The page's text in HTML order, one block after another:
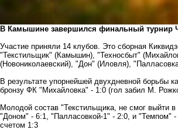
В Камышине завершился финальный турнир
Участие приняли 14 клубов. Это сборная
"Текстильщик" (Камышин), "Техносбыт"
(Новониколаевский), "Дон" (Иловля),
В результате упорнейшей двухдневной борьбы
бронзу ФК "Михайловка" - 1:0 (гол забил М.
Молодой состав "Текстильщика, не смог выйти
"Доном" - 6:1, "Палласовкой-1" - 2:0, и "Темпом"
счетом 1:3